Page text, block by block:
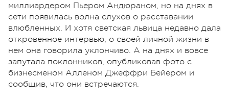
миллиардером Пьером Андюраном, но на днях в
сети появилась волна слухов о расставании
влюбленных. И хотя светская львица недавно дала
откровенное интервью, о своей личной жизни в
нем она говорила уклончиво. А на днях и вовсе
запутала поклонников, опубликовав фото с
бизнесменом Алленом Джеффри Бейером и
сообщив, что они встречаются.